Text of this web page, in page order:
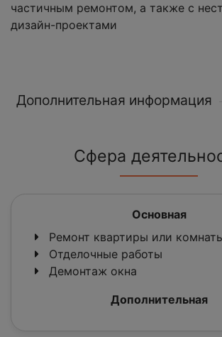
частичным ремонтом, а также с
дизайн-проектами
Дополнительная информация
Сфера
Основная
Ремонт квартиры или
Отделочные работы
Демонтаж окна
Дополнительная